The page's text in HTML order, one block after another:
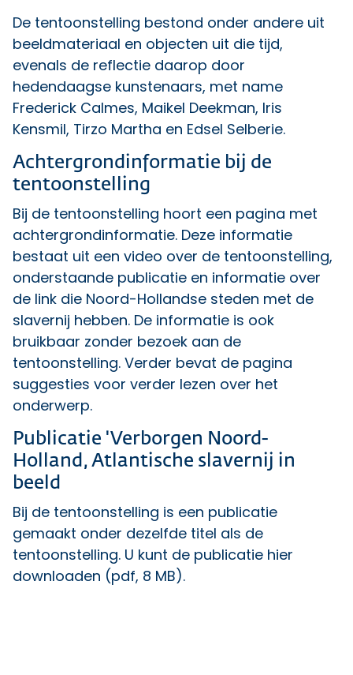
De tentoonstelling bestond onder andere uit
beeldmateriaal en objecten uit die tijd,
evenals de reflectie daarop door
hedendaagse kunstenaars, met name
Frederick Calmes, Maikel Deekman, Iris
Kensmil, Tirzo Martha en Edsel Selberie.
Achtergrondinformatie bij de
tentoonstelling
Bij de tentoonstelling hoort een pagina met
achtergrondinformatie. Deze informatie
bestaat uit een video over de tentoonstelling,
onderstaande publicatie en informatie over
de link die Noord-Hollandse steden met de
slavernij hebben. De informatie is ook
bruikbaar zonder bezoek aan de
tentoonstelling. Verder bevat de pagina
suggesties voor verder lezen over het
onderwerp.
Publicatie 'Verborgen Noord-
Holland, Atlantische slavernij in
beeld
Bij de tentoonstelling is een publicatie
gemaakt onder dezelfde titel als de
tentoonstelling. U kunt de publicatie hier
downloaden (pdf, 8 MB).